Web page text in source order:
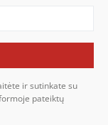
ir sutinkate su
pateiktų